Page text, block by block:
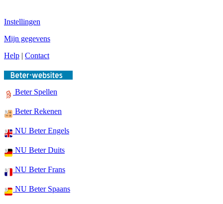
Instellingen
Mijn gegevens
Help | Contact
Beter Spellen
Beter Rekenen
NU Beter Engels
NU Beter Duits
NU Beter Frans
NU Beter Spaans